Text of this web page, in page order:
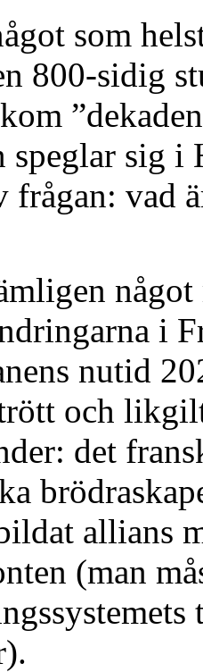
som
800-sidig
speglar sig
frågan: vad
i
nutid
och
det
allians
(man